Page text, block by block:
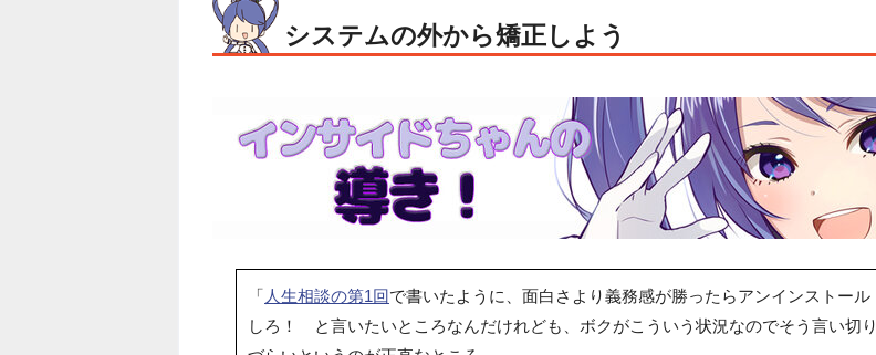
システムの外から矯正しよう
「 人生相談の第1回で書いたように、面白さより義務感が勝ったらアンインストール
しろ！ と言いたいところなんだけれども、ボクがこういう状況なのでそう言い切り